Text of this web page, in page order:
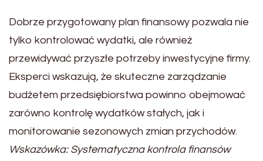
Dobrze przygotowany plan finansowy pozwala nie
tylko kontrolować wydatki, ale również
przewidywać przyszłe potrzeby inwestycyjne firmy.
Eksperci wskazują, że skuteczne zarządzanie
budżetem przedsiębiorstwa powinno obejmować
zarówno kontrolę wydatków stałych, jak i
monitorowanie sezonowych zmian przychodów.
Wskazówka: Systematyczna kontrola finansów